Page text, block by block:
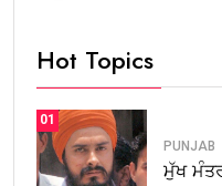
Hot Topics
01
PUNJAB
ਮੁੱਖ